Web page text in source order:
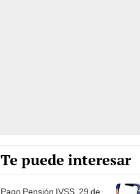
Te puede interesar
Pago Pensión IVSS, 29 de
febrero 2024: FECHA de